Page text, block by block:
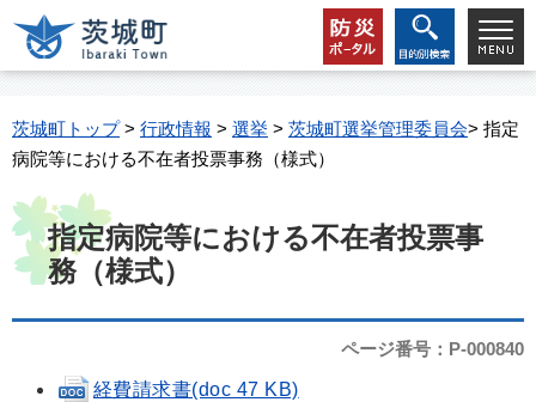
茨城町トップ> 行政情報 > 選挙 > 茨城町選挙管理委員会> 指定
病院等における不在者投票事務（様式）
指定病院等における不在者投票事
務（様式）
ページ番号：P-000840
経費請求書(doc 47 KB)